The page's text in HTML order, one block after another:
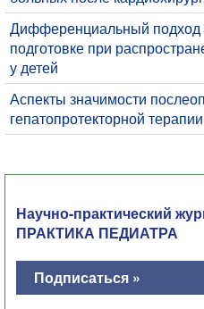
Дифференциальный подход
подготовке при
у детей
​Аспекты значимости
гепатопротекторной
Научно-практический
ПРАКТИКА ПЕДИАТРА
Подписаться »